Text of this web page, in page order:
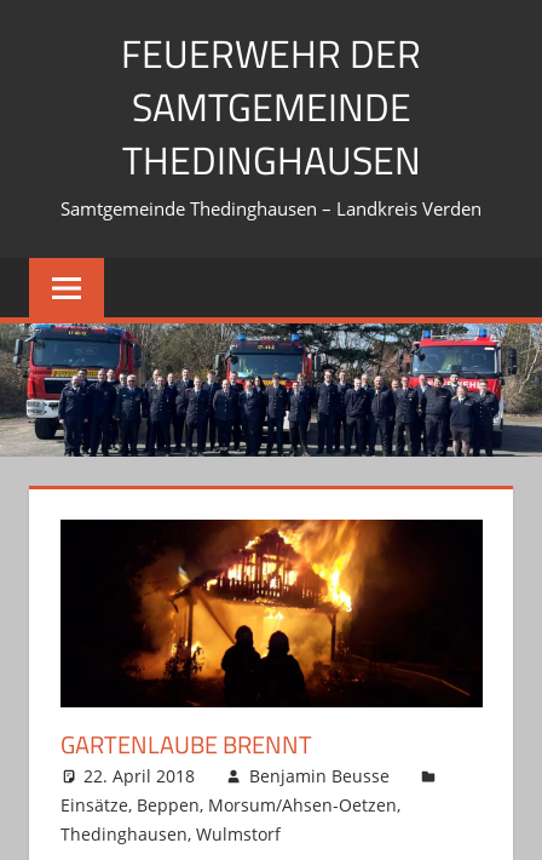
FEUERWEHR DER
SAMTGEMEINDE
THEDINGHAUSEN
Samtgemeinde Thedinghausen – Landkreis Verden
GARTENLAUBE BRENNT
22. April 2018
Benjamin Beusse
Einsätze, Beppen, Morsum/Ahsen-Oetzen,
Thedinghausen, Wulmstorf